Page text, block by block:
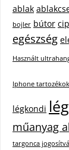
ablak
bojler bútor
egészség
Használt
Iphone tartozékok
légkondi
műanyag
targonca